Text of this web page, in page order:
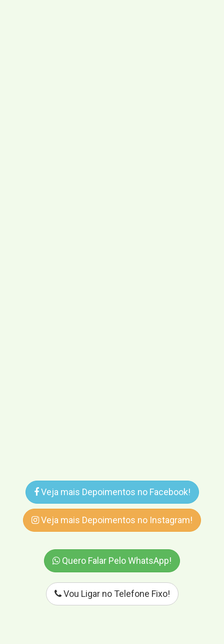
Veja mais Depoimentos no Facebook!
Veja mais Depoimentos no Instagram!
Quero Falar Pelo WhatsApp!
Vou Ligar no Telefone Fixo!